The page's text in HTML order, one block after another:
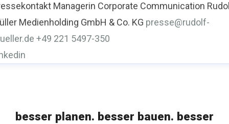
Managerin Corporate Communication
Medienholding GmbH & Co. KG presse@rudolf-
+49 221 5497-350
besser planen. besser bauen. besser